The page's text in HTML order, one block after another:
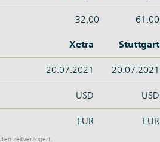
32,00 61,00
Xetra Stuttgart
20.07.2021 20.07.2021
USD USD
EUR EUR
zeitverzögert.